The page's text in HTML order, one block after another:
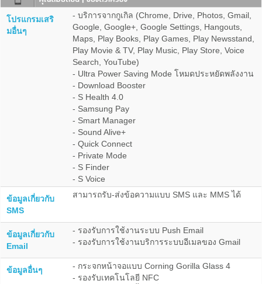
โปรแกรมเสริ
มอื่นๆ
- บริการจากกูเกิล (Chrome, Drive, Photos, Gmail,
Google, Google+, Google Settings, Hangouts,
Maps, Play Books, Play Games, Play Newsstand,
Play Movie & TV, Play Music, Play Store, Voice
Search, YouTube)
- Ultra Power Saving Mode โหมดประหยัดพลังงาน
- Download Booster
- S Health 4.0
- Samsung Pay
- Smart Manager
- Sound Alive+
- Quick Connect
- Private Mode
- S Finder
- S Voice
ข้อมูลเกี่ยวกับ
SMS
สามารถรับ-ส่งข้อความแบบ SMS และ MMS ได้
ข้อมูลเกี่ยวกับ
Email
- รองรับการใช้งานระบบ Push Email
- รองรับการใช้งานบริการระบบอีเมลของ Gmail
ข้อมูลอื่นๆ
- กระจกหน้าจอแบบ Corning Gorilla Glass 4
- รองรับเทคโนโลยี NFC